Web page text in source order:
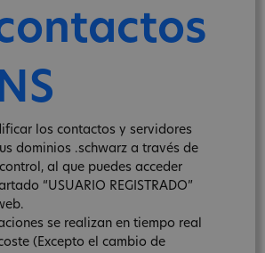
los contactos y servidores
dominios .schwarz a través de
al que puedes acceder
“USUARIO REGISTRADO”
se realizan en tiempo real
(Excepto el cambio de